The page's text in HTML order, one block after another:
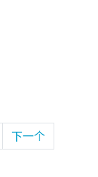
下一个